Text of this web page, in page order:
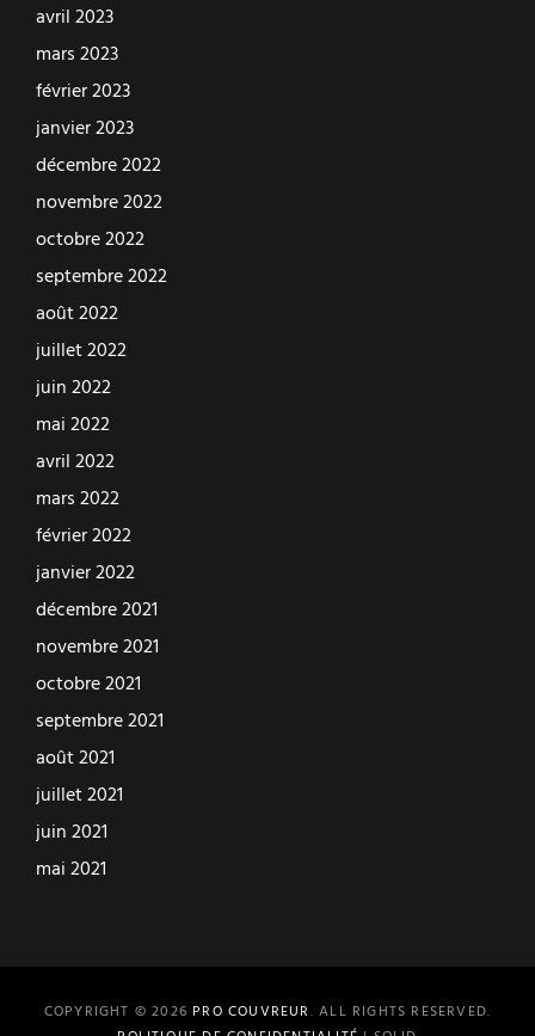
avril 2023
mars 2023
février 2023
janvier 2023
décembre 2022
novembre 2022
octobre 2022
septembre 2022
août 2022
juillet 2022
juin 2022
mai 2022
avril 2022
mars 2022
février 2022
janvier 2022
décembre 2021
novembre 2021
octobre 2021
septembre 2021
août 2021
juillet 2021
juin 2021
mai 2021
COPYRIGHT © 2026 PRO COUVREUR. ALL RIGHTS RESERVED.